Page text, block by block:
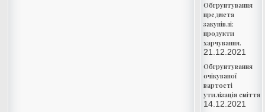
Обгрунтування
предмета
закупівлі:
продукти
харчування.
21.12.2021
Обгрунтування
очікуваної
вартості
утилізація сміття
14.12.2021